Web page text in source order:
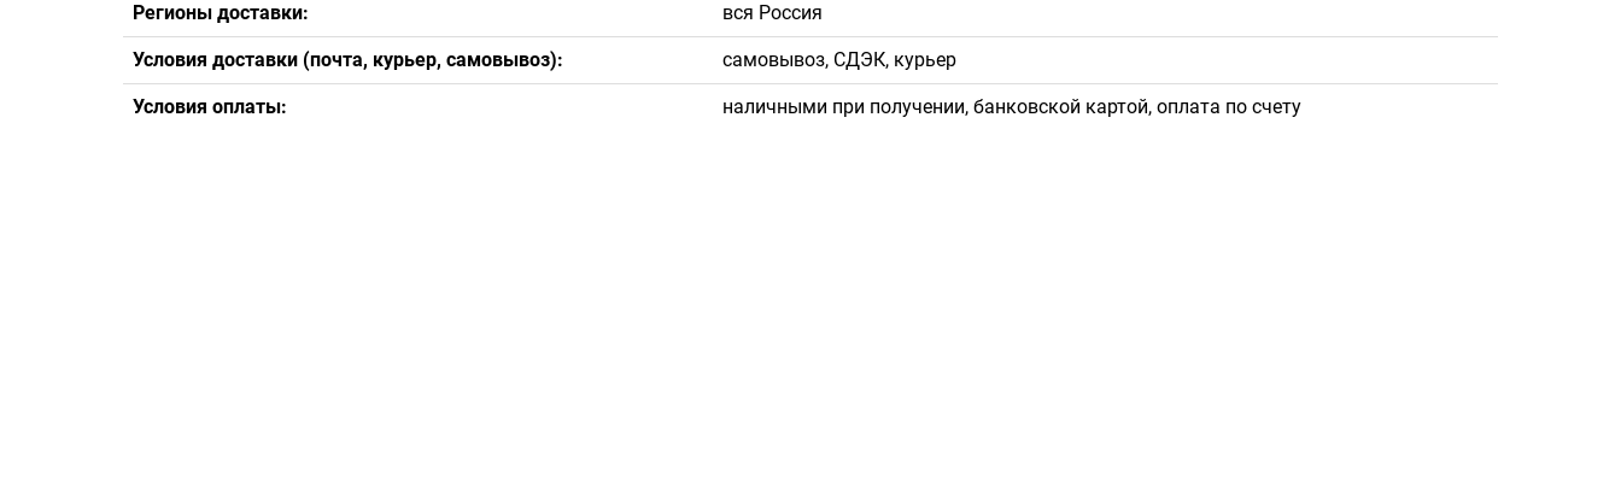
Регионы доставки: вся Россия
Условия доставки (почта, курьер, самовывоз): cамовывоз, СДЭК, курьер
Условия оплаты: наличными при получении, банковской картой, оплата по счету